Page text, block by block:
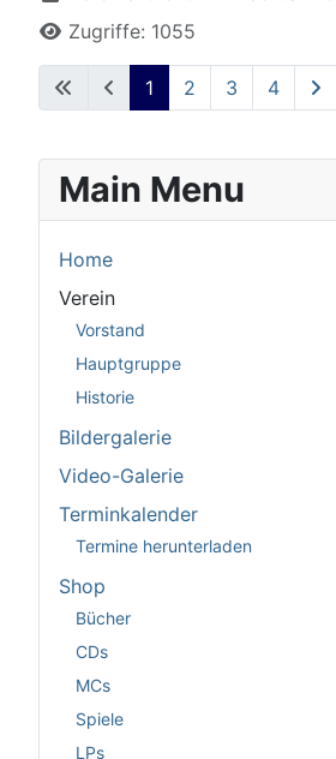
Zugriffe: 1055
1 2 3 4
Main Menu
Home
Verein
Vorstand
Hauptgruppe
Historie
Bildergalerie
Video-Galerie
Terminkalender
Termine herunterladen
Shop
Bücher
CDs
MCs
Spiele
LPs